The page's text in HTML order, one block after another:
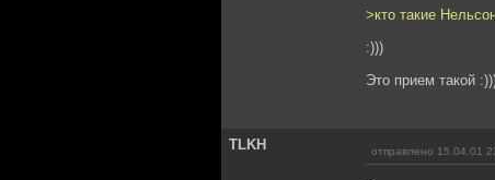
>кто такие
:)))
Это прием такой
TLKH отправлено 15.04.01